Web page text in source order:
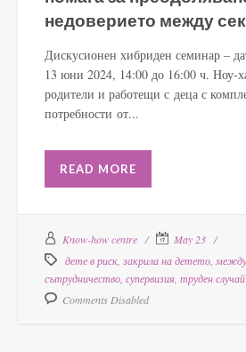
недоверието между
Дискусионен хибриден семинар –
13 юни 2024, 14:00 до 16:00 ч. Ноу-
родители и работещи с деца с
потребности от...
READ MORE
Know-how centre
May 23
дете в риск закрила на детето
сътрудничество супервизия труден случай
Comments Disabled